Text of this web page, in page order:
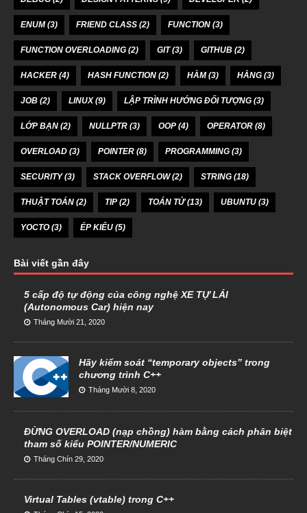
ENUM(3) FRIEND CLASS (2) FUNCTION (3)
FUNCTION OVERLOADING (2) GIT(3) GITHUB (2)
HACKER (4) HASH FUNCTION (2) HÀM(3) HẰNG (3)
JOB (2) LINUX(9) LẬP TRÌNH HƯỚNG ĐỐI TƯỢNG (3)
LỚP BẠN (2) NULLPTR (3) OOP (4) OPERATOR (8)
OVERLOAD (3) POINTER (8) PROGRAMMING (3)
SECURITY(3) STACK OVERFLOW(2) STRING (18)
THUẬT TOÁN (2) TIP (2) TOÁN TỬ(13) UBUNTU (3)
YOCTO(3) ÉP KIỂU (5)
Bài viết gần đây
5 cấp độ tự động của công nghệ XE TỰ LÁI
(Autonomous Car) hiện nay
Tháng Mười 21, 2020
Hãy kiểm soát “temporary objects” trong
chương trình C++
Tháng Mười 8, 2020
ĐỪNG OVERLOAD (nạp chồng) hàm bằng cách phân biệt
tham số kiểu POINTER/NUMERIC
Tháng Chín 29, 2020
Virtual Tables (vtable) trong C++